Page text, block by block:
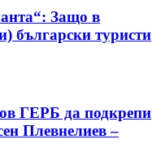
Защо в
български туристи
ГЕРБ да подкрепи
Плевнелиев –